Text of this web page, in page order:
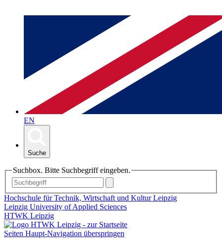
EN
Suche
Suchbox. Bitte Suchbegriff eingeben.
Hochschule für Technik, Wirtschaft und Kultur Leipzig
Leipzig University of Applied Sciences
HTWK Leipzig
Seiten Haupt-Navigation überspringen